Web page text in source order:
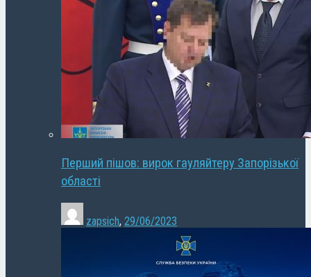
Перший пішов: вирок гауляйтеру Запорізької
області
zapsich, 29/06/2023